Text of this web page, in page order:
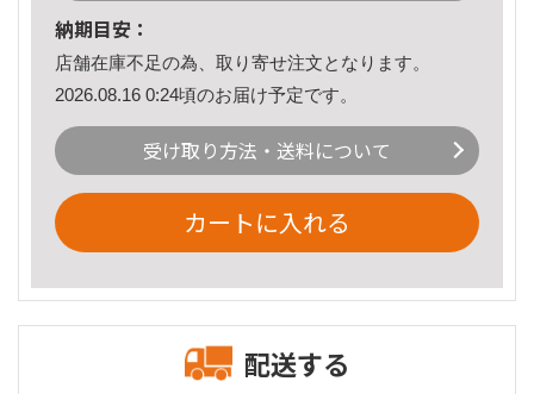
納期目安：
店舗在庫不足の為、取り寄せ注文となります。
2026.08.16 0:24頃のお届け予定です。
受け取り方法・送料について
カートに入れる
配送する